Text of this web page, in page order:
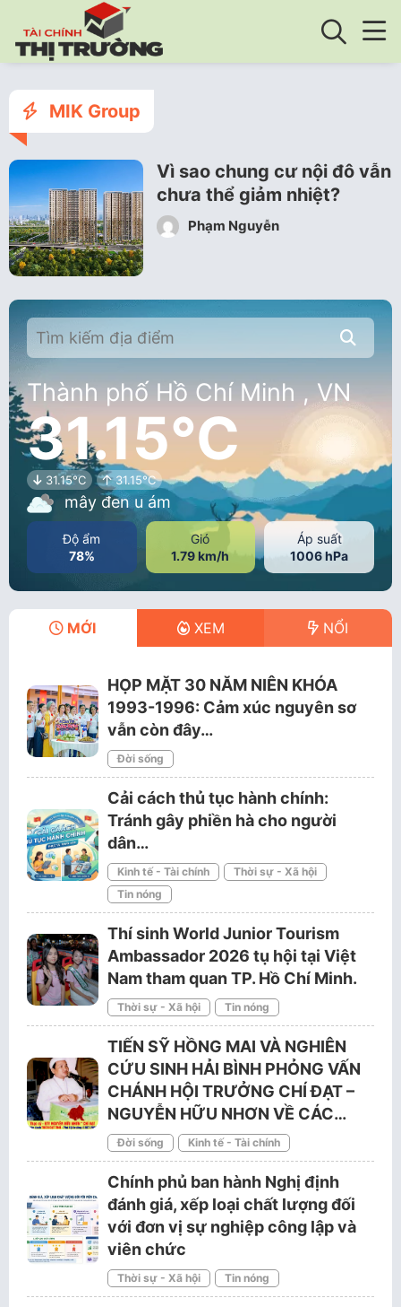
MIK Group
Vì sao chung cư nội đô vẫn
chưa thể giảm nhiệt?
Phạm Nguyễn
Thành phố Hồ Chí Minh , VN
31.15°C
31.15°C 31.15°C
mây đen u ám
Độ ẩm
78%
Gió
1.79 km/h
Áp suất
1006 hPa
MỚI XEM NỔI
HỌP MẶT 30 NĂM NIÊN KHÓA
1993-1996: Cảm xúc nguyên sơ
vẫn còn đây…
Đời sống
Cải cách thủ tục hành chính:
Tránh gây phiền hà cho người
dân…
Kinh tế - Tài chính
Thời sự - Xã hội
Tin nóng
Thí sinh World Junior Tourism
Ambassador 2026 tụ hội tại Việt
Nam tham quan TP. Hồ Chí Minh.
Thời sự - Xã hội Tin nóng
TIẾN SỸ HỒNG MAI VÀ NGHIÊN
CỨU SINH HẢI BÌNH PHỎNG VẤN
CHÁNH HỘI TRƯỞNG CHÍ ĐẠT –
NGUYỄN HỮU NHƠN VỀ CÁC…
Đời sống Kinh tế - Tài chính
Chính phủ ban hành Nghị định
đánh giá, xếp loại chất lượng đối
với đơn vị sự nghiệp công lập và
viên chức
Thời sự - Xã hội Tin nóng